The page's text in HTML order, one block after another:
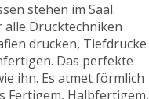
stehen im Saal.
alle Drucktechniken
drucken, Tiefdrucke
Das perfekte
ihn. Es atmet förmlich
Fertigem, Halbfertigem,